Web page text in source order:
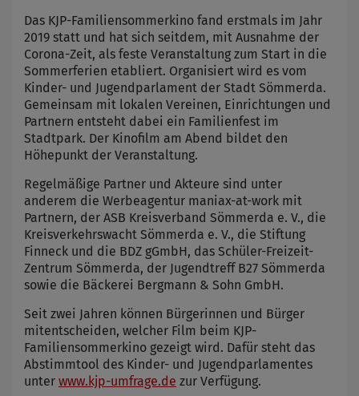
Das KJP-Familiensommerkino fand erstmals im Jahr
2019 statt und hat sich seitdem, mit Ausnahme der
Corona-Zeit, als feste Veranstaltung zum Start in die
Sommerferien etabliert. Organisiert wird es vom
Kinder- und Jugendparlament der Stadt Sömmerda.
Gemeinsam mit lokalen Vereinen, Einrichtungen und
Partnern entsteht dabei ein Familienfest im
Stadtpark. Der Kinofilm am Abend bildet den
Höhepunkt der Veranstaltung.
Regelmäßige Partner und Akteure sind unter
anderem die Werbeagentur maniax-at-work mit
Partnern, der ASB Kreisverband Sömmerda e. V., die
Kreisverkehrswacht Sömmerda e. V., die Stiftung
Finneck und die BDZ gGmbH, das Schüler-Freizeit-
Zentrum Sömmerda, der Jugendtreff B27 Sömmerda
sowie die Bäckerei Bergmann & Sohn GmbH.
Seit zwei Jahren können Bürgerinnen und Bürger
mitentscheiden, welcher Film beim KJP-
Familiensommerkino gezeigt wird. Dafür steht das
Abstimmtool des Kinder- und Jugendparlamentes
unter www.kjp-umfrage.de zur Verfügung.